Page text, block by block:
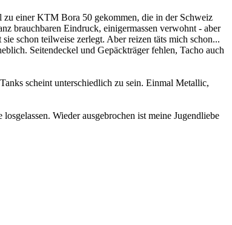
zu einer KTM Bora 50 gekommen, die in der Schweiz
brauchbaren Eindruck, einigermassen verwohnt - aber
schon teilweise zerlegt. Aber reizen täts mich schon...
Seitendeckel und Gepäckträger fehlen, Tacho auch
scheint unterschiedlich zu sein. Einmal Metallic,
Wieder ausgebrochen ist meine Jugendliebe